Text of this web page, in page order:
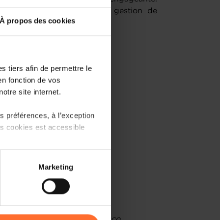
À propos des cookies
tiers afin de permettre le
fonction de vos
site internet.
préférences, à l’exception
cookies est accessible
sur les réseaux
être affectées en
Marketing
la différenciation et de la gestion de
luxembourgeois